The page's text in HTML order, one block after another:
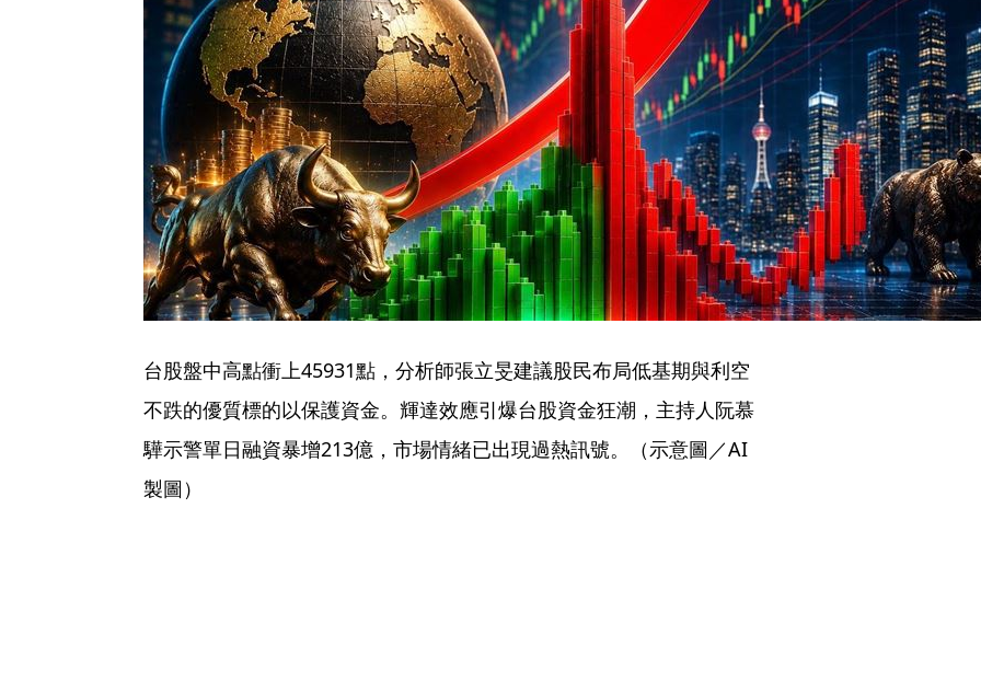
台股盤中高點衝上45931點，分析師張立旻建議股民布局低基期與利空
不跌的優質標的以保護資金。輝達效應引爆台股資金狂潮，主持人阮慕
驊示警單日融資暴增213億，市場情緒已出現過熱訊號。（示意圖／AI
製圖）